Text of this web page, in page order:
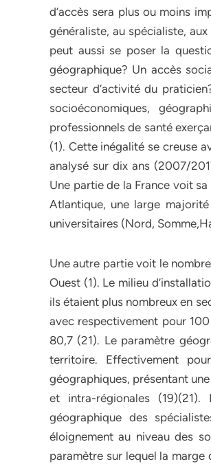
d’accès sera plus ou moins
généraliste, au spécialiste,
peut aussi se poser la
géographique? Un accès
secteur d’activité du
socioéconomiques,
professionnels de santé
(1). Cette inégalité se creuse
analysé sur dix ans (2007/
Une partie de la France voit
Atlantique, une large
universitaires (Nord,
Une autre partie voit le
Ouest (1). Le milieu
ils étaient plus nombreux en
avec respectivement pour
80,7 (21). Le paramètre
territoire. Effectivement
géographiques, présentant
et intra-régionales
géographique des
éloignement au niveau des
paramètre sur lequel la